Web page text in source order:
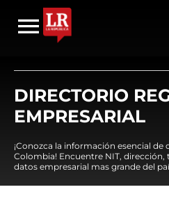
DIRECTORIO
EMPRESARIAL
¡Conozca la información esencial de
Colombia! Encuentre NIT, dirección,
datos empresarial mas grande del